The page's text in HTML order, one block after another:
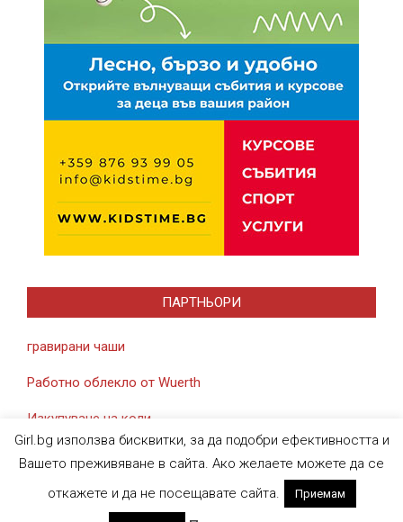
ПАРТНЬОРИ
гравирани чаши
Работно облекло от Wuerth
Изкупуване на коли
Girl.bg използва бисквитки, за да подобри ефективността и
Вашето преживяване в сайта. Ако желаете можете да се
откажете и да не посещавате сайта.
Приемам